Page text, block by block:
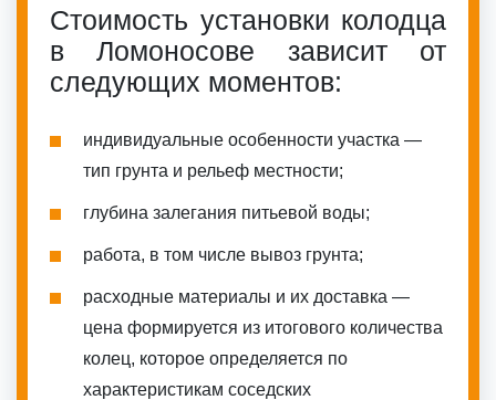
Стоимость установки колодца
в Ломоносове зависит от
следующих моментов:
индивидуальные особенности участка —
тип грунта и рельеф местности;
глубина залегания питьевой воды;
работа, в том числе вывоз грунта;
расходные материалы и их доставка —
цена формируется из итогового количества
колец, которое определяется по
характеристикам соседских